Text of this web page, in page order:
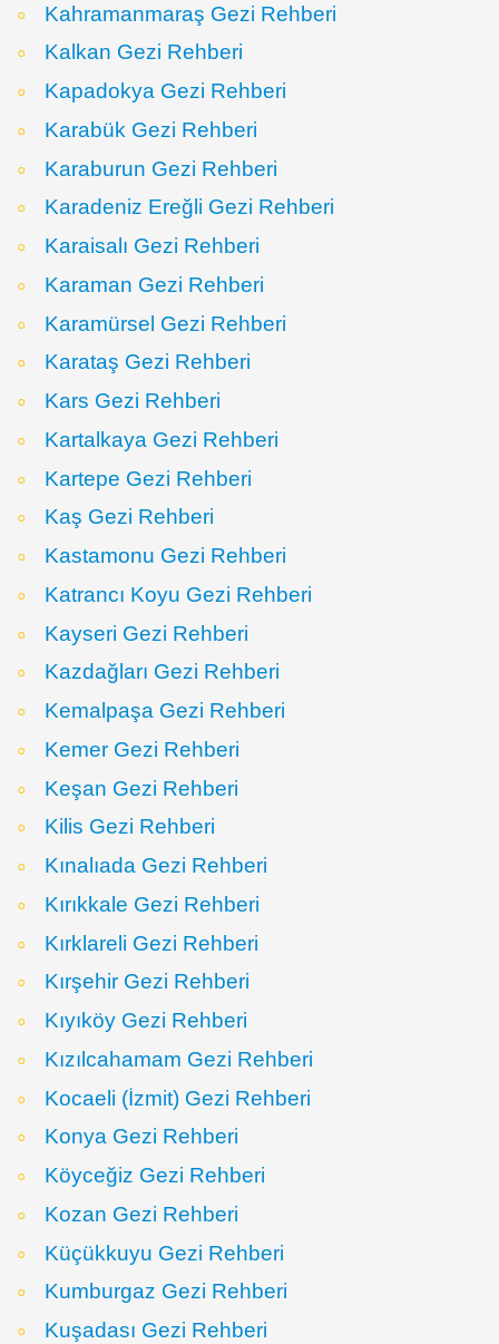
Kahramanmaraş Gezi Rehberi
Kalkan Gezi Rehberi
Kapadokya Gezi Rehberi
Karabük Gezi Rehberi
Karaburun Gezi Rehberi
Karadeniz Ereğli Gezi Rehberi
Karaisalı Gezi Rehberi
Karaman Gezi Rehberi
Karamürsel Gezi Rehberi
Karataş Gezi Rehberi
Kars Gezi Rehberi
Kartalkaya Gezi Rehberi
Kartepe Gezi Rehberi
Kaş Gezi Rehberi
Kastamonu Gezi Rehberi
Katrancı Koyu Gezi Rehberi
Kayseri Gezi Rehberi
Kazdağları Gezi Rehberi
Kemalpaşa Gezi Rehberi
Kemer Gezi Rehberi
Keşan Gezi Rehberi
Kilis Gezi Rehberi
Kınalıada Gezi Rehberi
Kırıkkale Gezi Rehberi
Kırklareli Gezi Rehberi
Kırşehir Gezi Rehberi
Kıyıköy Gezi Rehberi
Kızılcahamam Gezi Rehberi
Kocaeli (İzmit) Gezi Rehberi
Konya Gezi Rehberi
Köyceğiz Gezi Rehberi
Kozan Gezi Rehberi
Küçükkuyu Gezi Rehberi
Kumburgaz Gezi Rehberi
Kuşadası Gezi Rehberi